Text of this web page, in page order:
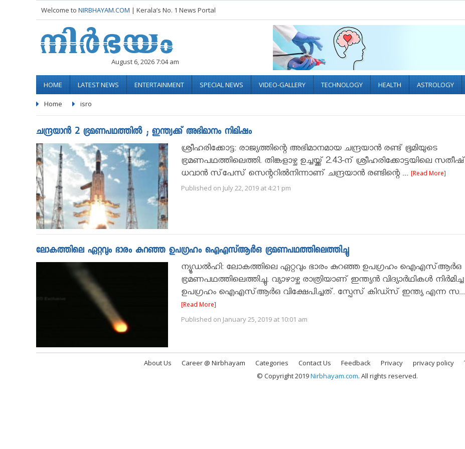
Welcome to NIRBHAYAM.COM | Kerala’s No. 1 News Portal
August 6, 2026 7:04 am
HOME LATEST NEWS ENTERTAINMENT SPECIAL NEWS VIDEO-GALLERY TECHNOLOGY HEALTH ASTROLOGY
Home isro
ചന്ദ്രയാന്‍ 2 ഭ്രമണപഥത്തിൽ ; ഇന്ത്യക്ക് അഭിമാനം നിമിഷം
ശ്രീഹരിക്കോട്ട: രാജ്യത്തിന്റെ അഭിമാനമായ ചന്ദ്രയാന്‍ രണ്ട് ഭൂമിയുടെ
ഭ്രമണപഥത്തിലെത്തി. തിങ്കളാഴ്ച ഉച്ചയ്ക്ക് 2.43-ന് ശ്രീഹരിക്കോട്ടയിലെ സതീഷ്
ധവാന്‍ സ്‌പേസ് സെന്ററില്‍നിന്നാണ് ചന്ദ്രയാന്‍ രണ്ടിന്റെ ... [Read More]
Published on July 22, 2019 at 4:21 pm
ലോകത്തിലെ ഏറ്റവും ഭാരം കുറഞ്ഞ ഉപഗ്രഹം ഐഎസ്ആര്‍ഒ ഭ്രമണപഥത്തിലെത്തിച്ചു
ന്യൂഡല്‍ഹി: ലോകത്തിലെ ഏറ്റവും ഭാരം കുറഞ്ഞ ഉപഗ്രഹം ഐഎസ്ആര്‍ഒ
ഭ്രമണപഥത്തിലെത്തിച്ചു. വ്യാഴാഴ്ച രാത്രിയാണ് ഇന്ത്യന്‍ വിദ്യാര്‍ഥികള്‍ നിര്‍മിച്ച
ഉപഗ്രഹം ഐഎസ്ആര്‍ഒ വിക്ഷേപിച്ചത്. സ്പേസ് കിഡ്സ് ഇന്ത്യ എന്ന സ...
[Read More]
Published on January 25, 2019 at 10:01 am
About Us Career @ Nirbhayam Categories Contact Us Feedback Privacy privacy policy
© Copyright 2019Nirbhayam.com. All rights reserved.